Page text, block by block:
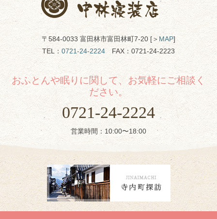
〒584-0033 富田林市富田林町7-20 [＞ MAP]
TEL： 0721-24-2224FAX：0721-24-2223
おふとんや眠りに関して、お気軽にご相談く
ださい。
0721-24-2224
営業時間：10:00〜18:00